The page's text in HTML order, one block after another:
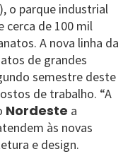
o parque industrial
cerca de 100 mil
A nova linha da
de grandes
semestre deste
de trabalho. “A
Nordeste a
às novas
e design.